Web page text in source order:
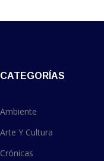
CATEGORÍAS
Ambiente
Arte Y Cultura
Crónicas